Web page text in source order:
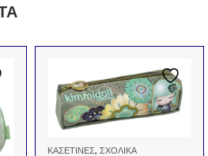
ΚΑΣΕΤΊΝΕΣ, ΣΧΟΛΙΚΆ